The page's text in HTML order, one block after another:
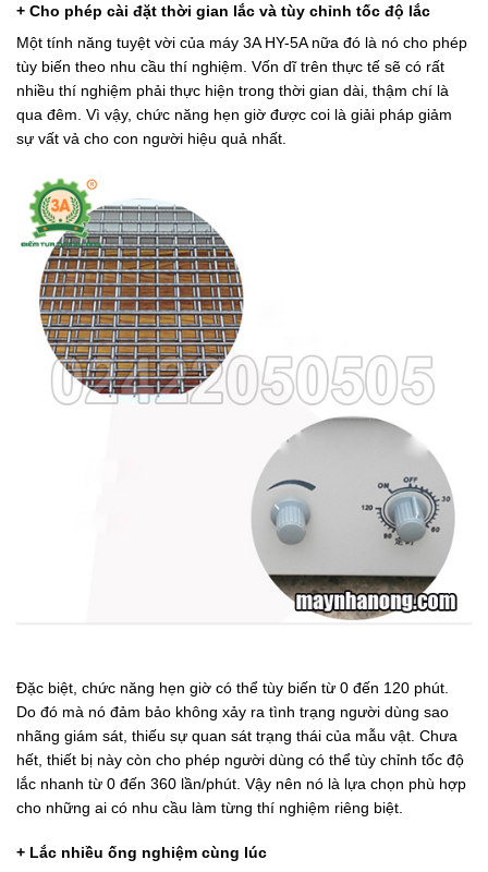
+ Cho phép cài đặt thời gian lắc và tùy chỉnh tốc độ lắc
Một tính năng tuyệt vời của máy 3A HY-5A nữa đó là nó cho phép
tùy biến theo nhu cầu thí nghiệm. Vốn dĩ trên thực tế sẽ có rất
nhiều thí nghiệm phải thực hiện trong thời gian dài, thậm chí là
qua đêm. Vì vậy, chức năng hẹn giờ được coi là giải pháp giảm
sự vất vả cho con người hiệu quả nhất.
Đặc biệt, chức năng hẹn giờ có thể tùy biến từ 0 đến 120 phút.
Do đó mà nó đảm bảo không xảy ra tình trạng người dùng sao
nhãng giám sát, thiếu sự quan sát trạng thái của mẫu vật. Chưa
hết, thiết bị này còn cho phép người dùng có thể tùy chỉnh tốc độ
lắc nhanh từ 0 đến 360 lần/phút. Vậy nên nó là lựa chọn phù hợp
cho những ai có nhu cầu làm từng thí nghiệm riêng biệt.
+ Lắc nhiều ống nghiệm cùng lúc